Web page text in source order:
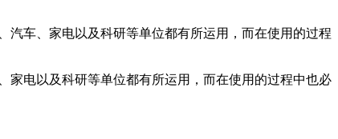
汽车、家电以及科研等单位都有所运用，而在使用的过程
家电以及科研等单位都有所运用，而在使用的过程中也必